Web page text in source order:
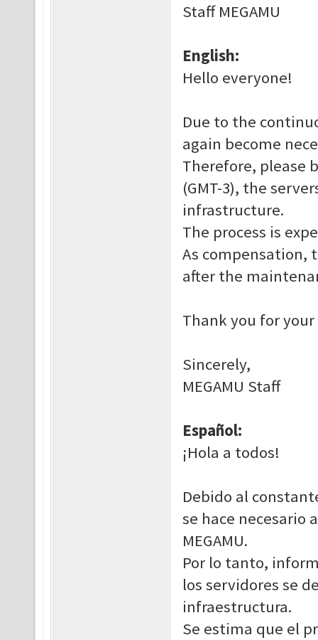
Staff MEGAMU
English:
Hello everyone!
Due to the
again become
Therefore, please
(GMT-3), the
infrastructure.
The process is
As compensation,
after the
Thank you for
Sincerely,
MEGAMU Staff
Español:
¡Hola a todos!
Debido al
se hace necesario
MEGAMU.
Por lo tanto,
los servidores se
infraestructura.
Se estima que el